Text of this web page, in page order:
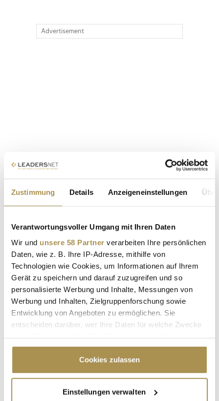
Zustimmung Details Anzeigeneinstellungen
Verantwortungsvoller Umgang mit Ihren Daten
Wir und unsere 58 Partner verarbeiten Ihre persönlichen
Daten, wie z. B. Ihre IP-Adresse, mithilfe von
Technologien wie Cookies, um Informationen auf Ihrem
Gerät zu speichern und darauf zuzugreifen und so
personalisierte Werbung und Inhalte, Messungen von
Werbung und Inhalten, Zielgruppenforschung sowie
Entwicklung von Angeboten zu ermöglichen. Sie
entscheiden darüber, wer Ihre Daten für welche Zwecke
Cookie-Erklärung oder durch Klicken auf das Privacy
Trigger Symbol ändern oder widerrufen
Informationen über Ihre geografische Lage
Cookies zulassen
Einstellungen verwalten
Advertisement